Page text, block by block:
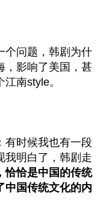
个问题，韩剧为什
，影响了美国，甚
南style。
有时候我也有一段
我明白了，韩剧走
恰恰是中国的传统
中国传统文化的内